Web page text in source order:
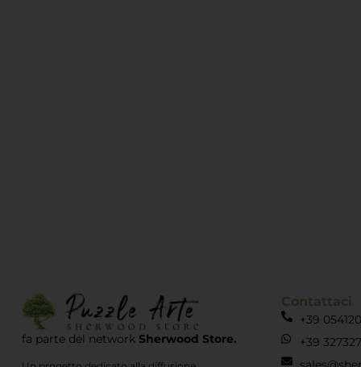
fa parte del network Sherwood Store.
Contattaci
+39
+39